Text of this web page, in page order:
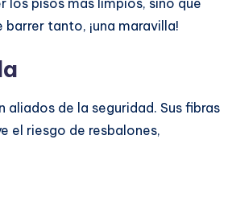
los pisos más limpios, sino que
tanto, ¡una maravilla!
de la seguridad. Sus fibras
el riesgo de resbalones,